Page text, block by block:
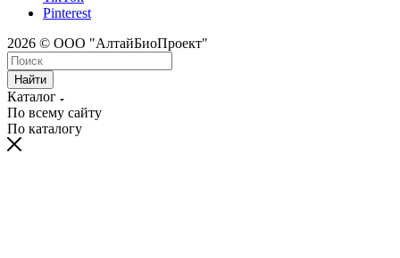
Pinterest
2026 © ООО "АлтайБиоПроект"
Найти
Каталог
По всему сайту
По каталогу